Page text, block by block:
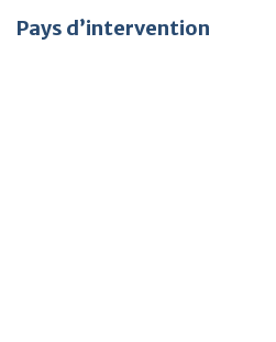
Pays d’intervention